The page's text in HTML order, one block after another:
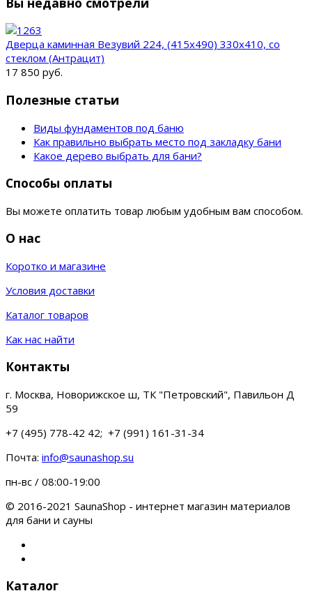
Дверца каминная Везувий 224, (415х490) 330х410, со
стеклом (Антрацит)
17 850 руб.
Полезные статьи
Виды фундаментов под баню
Как правильно выбрать место под закладку бани
Какое дерево выбрать для бани?
Способы оплаты
Вы можете оплатить товар любым удобным вам способом.
О нас
Коротко и магазине
Условия доставки
Каталог товаров
Как нас найти
Контакты
г. Москва, Новорижское ш, ТК "Петровский", Павильон Д
59
+7 (495) 778-42 42; +7 (991) 161-31-34
Почта: info@saunashop.su
пн-вс / 08:00-19:00
© 2016-2021 SaunaShop - интернет магазин материалов
для бани и сауны
Каталог